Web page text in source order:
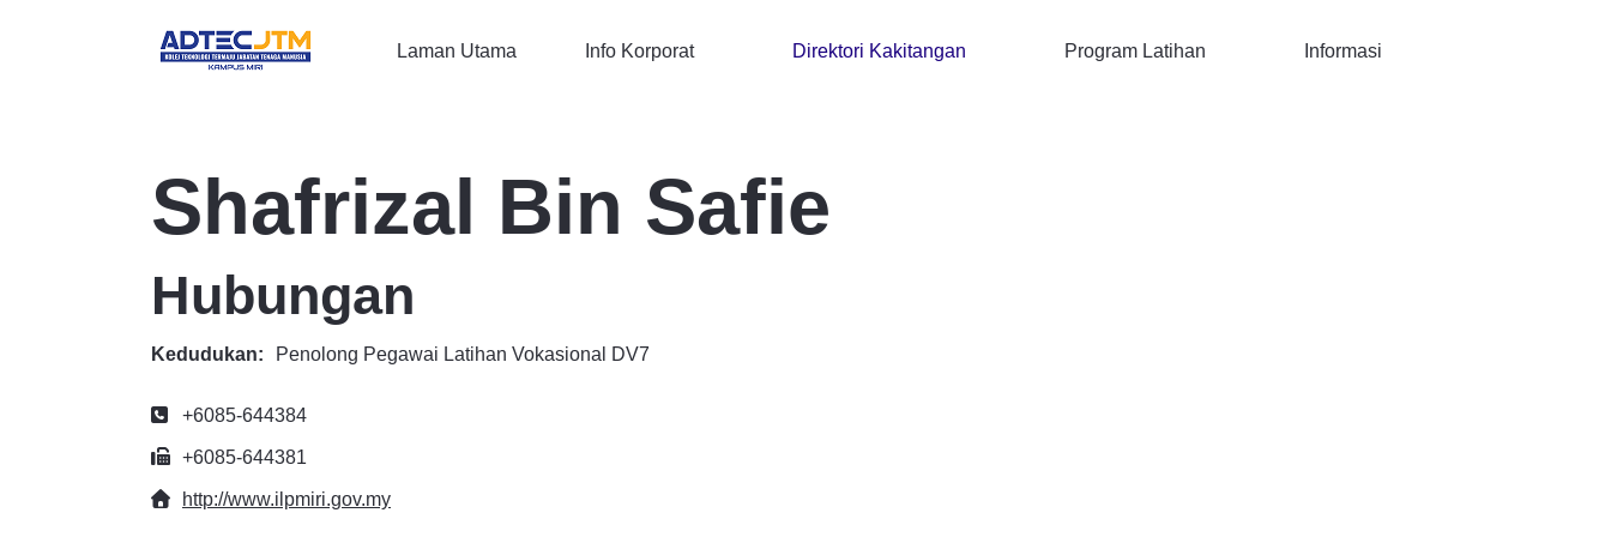
Laman Utama Info Korporat Direktori Kakitangan Program Latihan Informasi
Shafrizal Bin Safie
Hubungan
Kedudukan: Penolong Pegawai Latihan Vokasional DV7
Telefon
+6085-644384
Faks
+6085-644381
Website
http://www.ilpmiri.gov.my